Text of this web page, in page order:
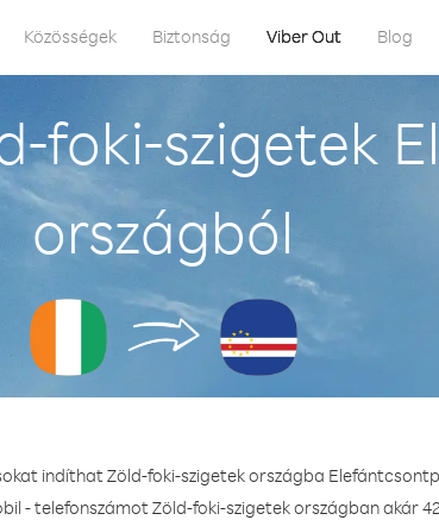
Közösségek Biztonság Viber Out Blog
foki-szigetek
országból
indíthat Zöld-foki-szigetek országba
- telefonszámot Zöld-foki-szigetek országban akár